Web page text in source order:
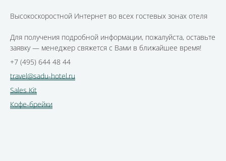
Высокоскоростной Интернет во всех гостевых зонах отеля
Для получения подробной информации, пожалуйста, оставьте
заявку — менеджер свяжется с Вами в ближайшее время!
+7 (495) 644 48 44
travel@sadu-hotel.ru
Sales Kit
Кофе-брейки